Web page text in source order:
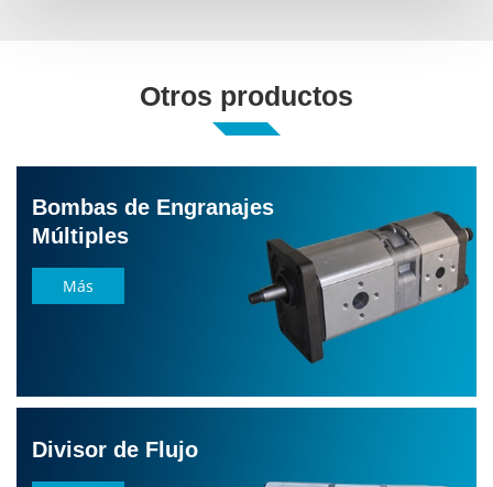
Otros productos
Bombas de Engranajes
Múltiples
Más
Divisor de Flujo